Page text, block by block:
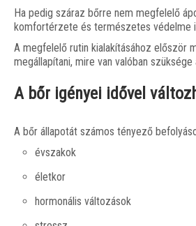
Ha pedig száraz bőrre nem megfelelő
komfortérzete és természetes védelme
A megfelelő rutin kialakításához először
megállapítani, mire van valóban szüksége
A bőr igényei idővel
A bőr állapotát számos tényező
évszakok
életkor
hormonális változások